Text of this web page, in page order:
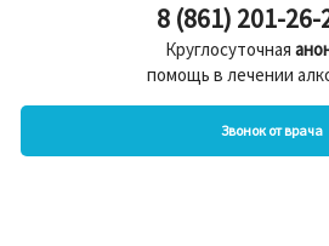
8 (861) 201-26-
Круглосуточная
помощь в лечении
Звонок от врача